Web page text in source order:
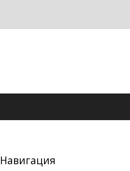
Навигация